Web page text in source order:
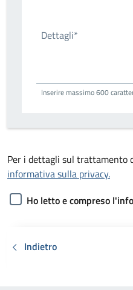
Dettagli*
Inserire massimo 600
Per i dettagli sul trattamento
informativa sulla privacy.
Ho letto e compreso
Indietro